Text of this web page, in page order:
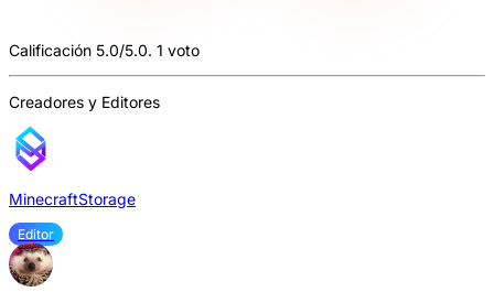
Calificación 5.0/5.0. 1 voto
Creadores y Editores
MinecraftStorage
Editor